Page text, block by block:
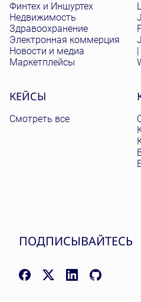
Финтех и Иншуртех
Недвижимость
Здравоохранение
Электронная коммерция
Новости и медиа
Маркетплейсы
КЕЙСЫ
Смотреть все
ПОДПИСЫВАЙТЕСЬ
Facebook: facebook.com/
X (Twitter): x.com/
LinkedIn: linkedin.com/
GitHub: